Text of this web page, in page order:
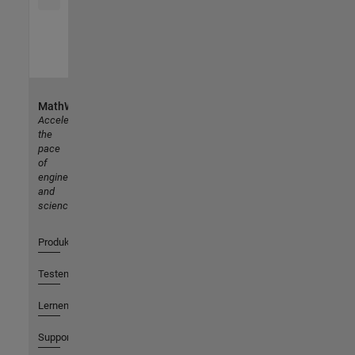
MathWorks
Accelerating
the
pace
of
engineering
and
science
Produkte
Testen oder Kaufen
Lernen
Support